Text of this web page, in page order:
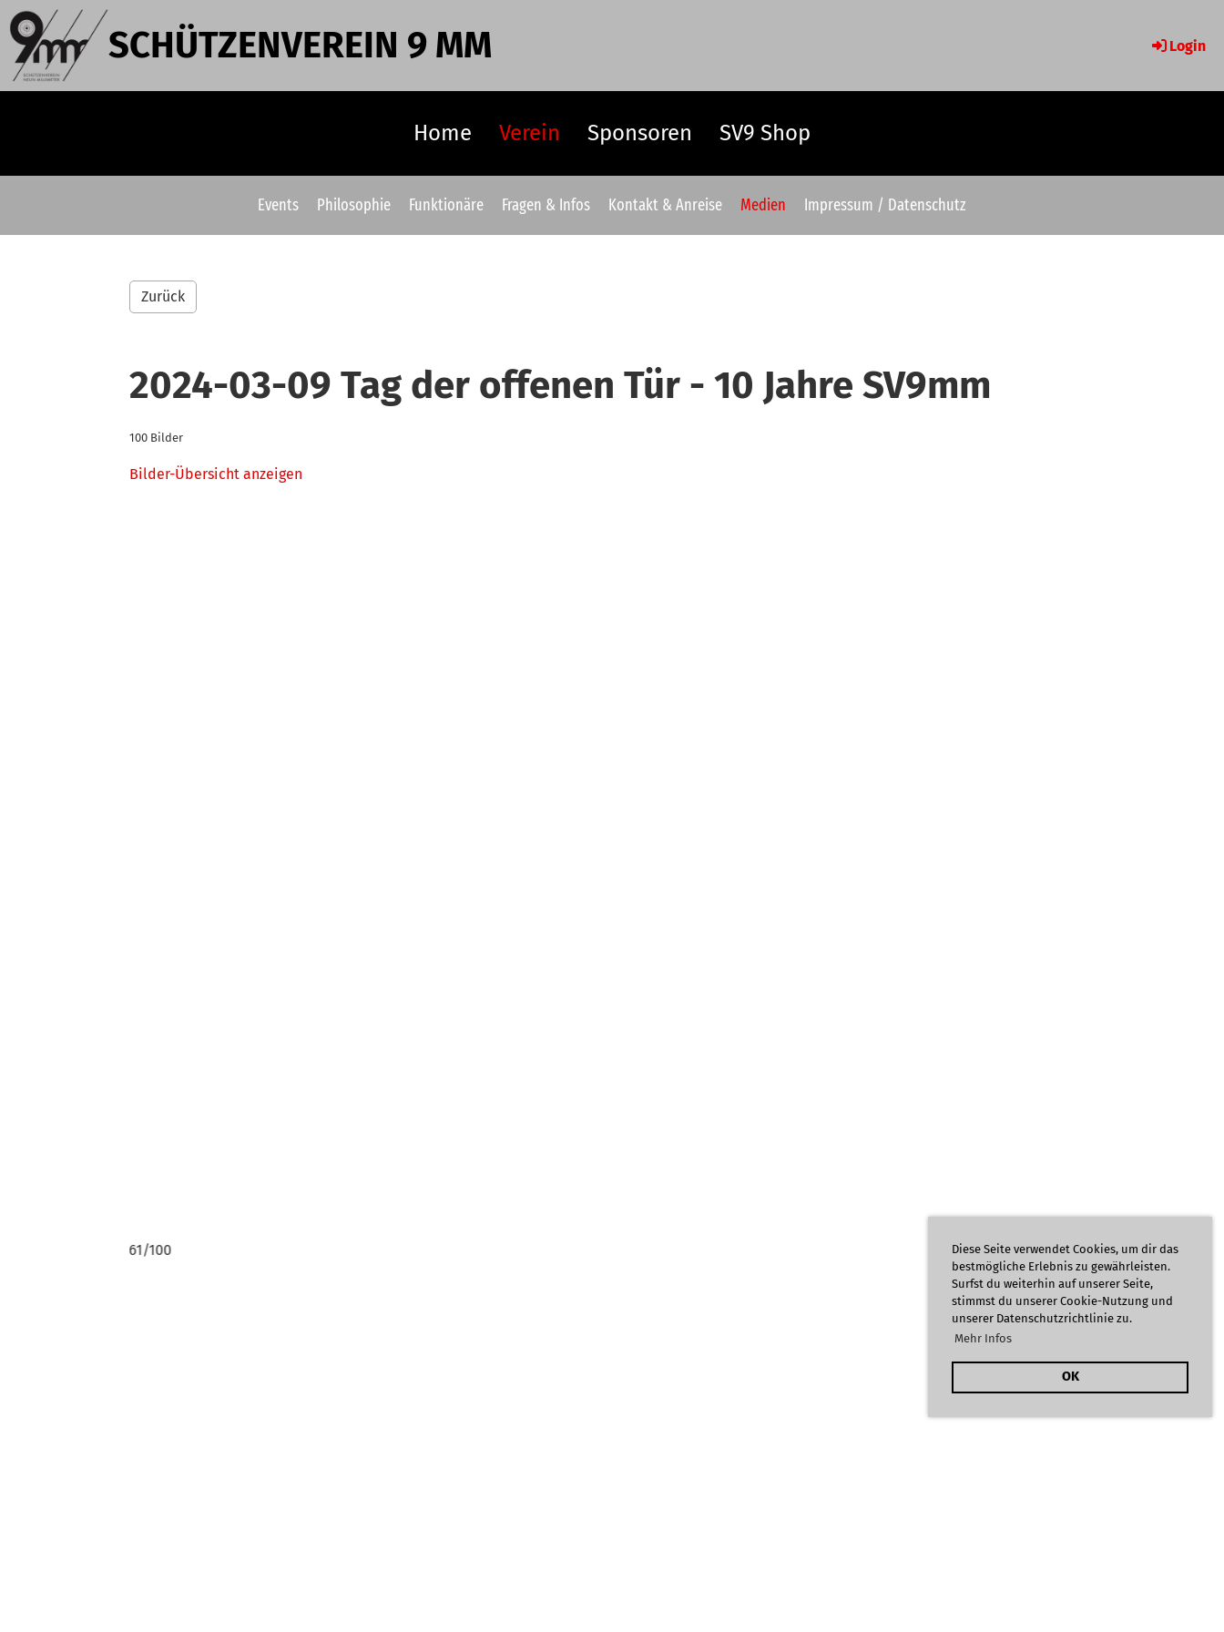
Diese Seite verwendet Cookies, um dir das
bestmögliche Erlebnis zu gewährleisten.
Surfst du weiterhin auf unserer Seite,
stimmst du unserer Cookie-Nutzung und
unserer Datenschutzrichtlinie zu.
Mehr Infos
OK
SCHÜTZENVEREIN 9 MM Login
Home Verein Sponsoren SV9 Shop
Events Philosophie Funktionäre Fragen & Infos Kontakt & Anreise Medien Impressum / Datenschutz
Zurück
2024-03-09 Tag der offenen Tür - 10 Jahre SV9mm
100 Bilder
Bilder-Übersicht anzeigen
61/100